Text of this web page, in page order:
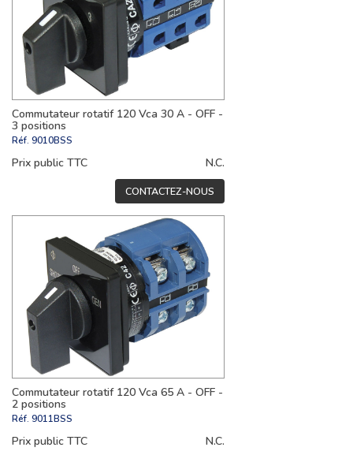
Commutateur rotatif 120 Vca 30 A - OFF -
3 positions
Réf. 9010BSS
Prix public TTC N.C.
CONTACTEZ-NOUS
Commutateur rotatif 120 Vca 65 A - OFF -
2 positions
Réf. 9011BSS
Prix public TTC N.C.